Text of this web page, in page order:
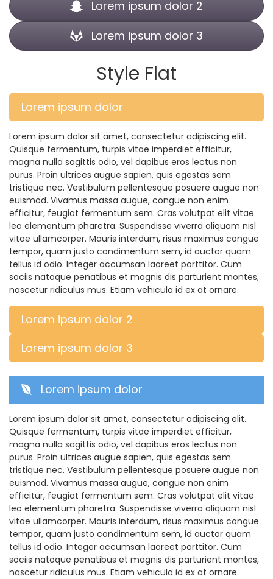
Lorem ipsum dolor 2
Lorem ipsum dolor 3
Style Flat
Lorem ipsum dolor
Lorem ipsum dolor sit amet, consectetur adipiscing elit.
Quisque fermentum, turpis vitae imperdiet efficitur,
magna nulla sagittis odio, vel dapibus eros lectus non
purus. Proin ultrices augue sapien, quis egestas sem
tristique nec. Vestibulum pellentesque posuere augue non
euismod. Vivamus massa augue, congue non enim
efficitur, feugiat fermentum sem. Cras volutpat elit vitae
leo elementum pharetra. Suspendisse viverra aliquam nisl
vitae ullamcorper. Mauris interdum, risus maximus congue
tempor, quam justo condimentum sem, id auctor quam
tellus id odio. Integer accumsan laoreet porttitor. Cum
sociis natoque penatibus et magnis dis parturient montes,
nascetur ridiculus mus. Etiam vehicula id ex at ornare.
Lorem ipsum dolor 2
Lorem ipsum dolor 3
Lorem ipsum dolor
Lorem ipsum dolor sit amet, consectetur adipiscing elit.
Quisque fermentum, turpis vitae imperdiet efficitur,
magna nulla sagittis odio, vel dapibus eros lectus non
purus. Proin ultrices augue sapien, quis egestas sem
tristique nec. Vestibulum pellentesque posuere augue non
euismod. Vivamus massa augue, congue non enim
efficitur, feugiat fermentum sem. Cras volutpat elit vitae
leo elementum pharetra. Suspendisse viverra aliquam nisl
vitae ullamcorper. Mauris interdum, risus maximus congue
tempor, quam justo condimentum sem, id auctor quam
tellus id odio. Integer accumsan laoreet porttitor. Cum
sociis natoque penatibus et magnis dis parturient montes,
nascetur ridiculus mus. Etiam vehicula id ex at ornare.